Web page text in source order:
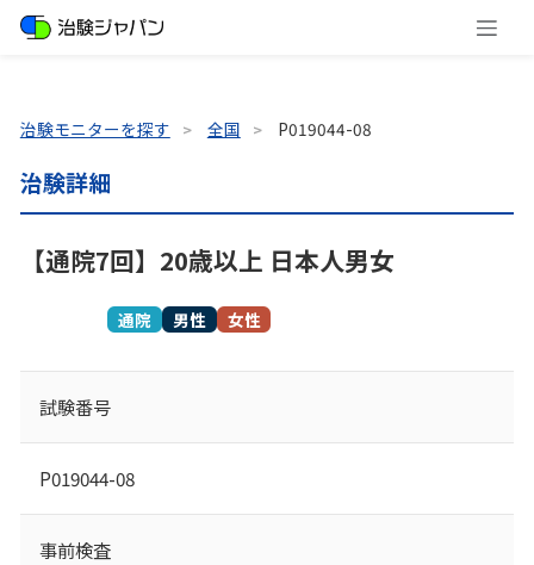
治験モニターを探す 全国 P019044-08
治験詳細
【通院7回】20歳以上 日本人男女
通院 男性 女性
試験番号
P019044-08
事前検査